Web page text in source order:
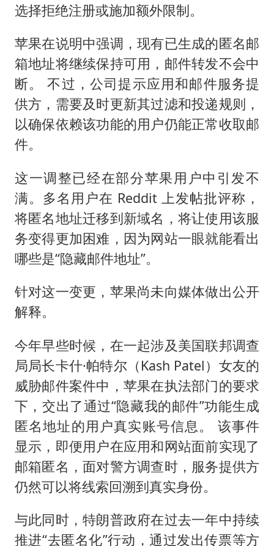
选择拒绝注册或施加额外限制。
苹果在说明中强调，现有已生成的匿名邮
箱地址将继续保持可用，邮件转发不会中
断。 不过，公司提示应用和邮件服务提
供方，需要及时更新其过滤和投递规则，
以确保依赖该功能的用户仍能正常收取邮
件。
这一调整已经在部分苹果用户中引发不
满。多名用户在 Reddit 上发帖批评称，
将匿名地址迁移到新域名，将让使用该服
务变得更加困难，因为网站一眼就能看出
哪些是“隐藏邮件地址”。
针对这一变更，苹果尚未向媒体做出公开
解释。
今年早些时候，在一起涉及美国联邦调查
局局长卡什·帕特尔（Kash Patel）女友的
威胁邮件案件中，苹果在执法部门的要求
下，交出了通过“隐藏我的邮件”功能生成
匿名地址的用户真实账号信息。 该事件
显示，即便用户在应用和网站面前实现了
邮箱匿名，面对警方调查时，服务提供方
仍然可以将线索回溯到真实身份。
与此同时，特朗普政府在过去一年中持续
推进“去匿名化”行动，通过发出传票等方